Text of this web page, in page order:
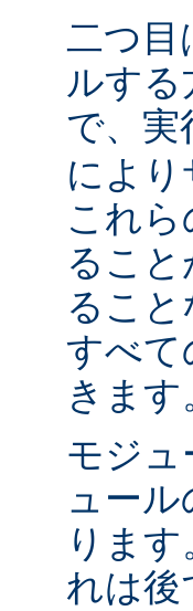
二つ目
ルす
で、実
によ
これ
るこ
るこ
すべて
きます
モジュ
ュー
りま
れは後